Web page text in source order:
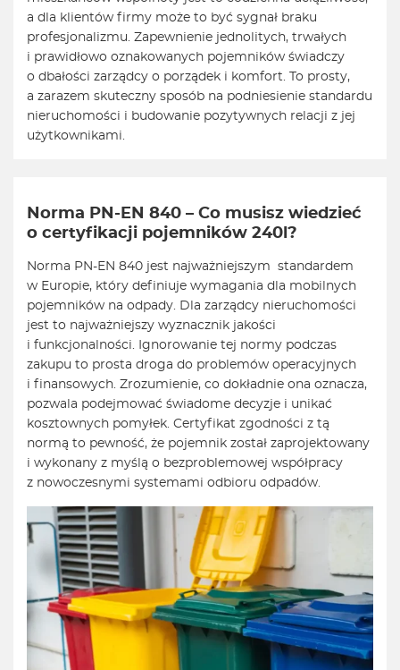
a dla klientów firmy może to być sygnał braku
profesjonalizmu. Zapewnienie jednolitych, trwałych
i prawidłowo oznakowanych pojemników świadczy
o dbałości zarządcy o porządek i komfort. To prosty,
a zarazem skuteczny sposób na podniesienie standardu
nieruchomości i budowanie pozytywnych relacji z jej
użytkownikami.
Norma PN-EN 840 – Co musisz wiedzieć
o certyfikacji pojemników 240l?
Norma PN-EN 840 jest najważniejszym standardem
w Europie, który definiuje wymagania dla mobilnych
pojemników na odpady. Dla zarządcy nieruchomości
jest to najważniejszy wyznacznik jakości
i funkcjonalności. Ignorowanie tej normy podczas
zakupu to prosta droga do problemów operacyjnych
i finansowych. Zrozumienie, co dokładnie ona oznacza,
pozwala podejmować świadome decyzje i unikać
kosztownych pomyłek. Certyfikat zgodności z tą
normą to pewność, że pojemnik został zaprojektowany
i wykonany z myślą o bezproblemowej współpracy
z nowoczesnymi systemami odbioru odpadów.